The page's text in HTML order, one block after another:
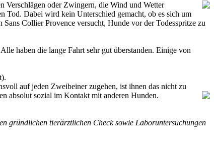
Verschlägen oder Zwingern, die Wind und Wetter
Tod. Dabei wird kein Unterschied gemacht, ob es sich um
Collier Provence versucht, Hunde vor der Todesspritze zu
haben die lange Fahrt sehr gut überstanden. Einige von
auf jeden Zweibeiner zugehen, ist ihnen das nicht zu
absolut sozial im Kontakt mit anderen Hunden.
gründlichen tierärztlichen Check sowie Laboruntersuchungen